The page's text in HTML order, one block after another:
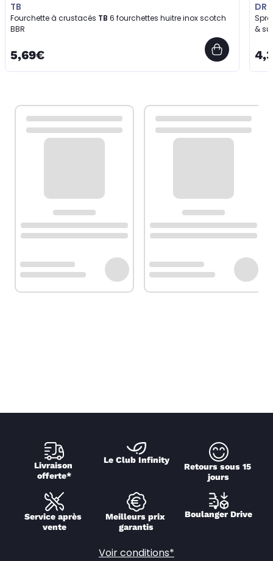
TB
Fourchette à crustacés TB
BBR
5,69€
DR
&
Livraison
offerte*
Le Club Infinity
Retours sous 15
jours
Service après
vente
Meilleurs prix
garantis
Boulanger Drive
Voir conditions*